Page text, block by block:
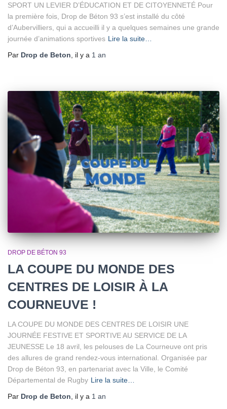
SPORT UN LEVIER D’ÉDUCATION ET DE CITOYENNETÉ Pour
la première fois, Drop de Béton 93 s’est installé du côté
d’Aubervilliers, qui a accueilli il y a quelques semaines une grande
journée d’animations sportives Lire la suite…
Par Drop de Beton , il y a 1 an
DROP DE BÉTON 93
LA COUPE DU MONDE DES
CENTRES DE LOISIR À LA
COURNEUVE !
LA COUPE DU MONDE DES CENTRES DE LOISIR UNE
JOURNÉE FESTIVE ET SPORTIVE AU SERVICE DE LA
JEUNESSE Le 18 avril, les pelouses de La Courneuve ont pris
des allures de grand rendez-vous international. Organisée par
Drop de Béton 93, en partenariat avec la Ville, le Comité
Départemental de Rugby Lire la suite…
Par Drop de Beton , il y a 1 an